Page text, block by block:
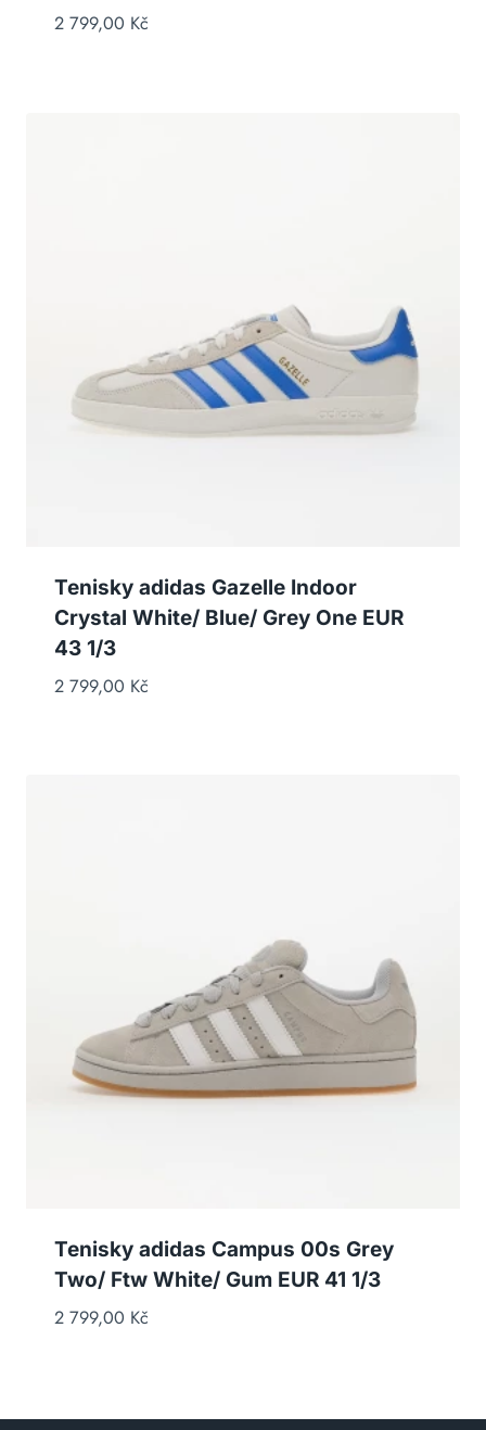
2 799,00 Kč
Tenisky adidas Gazelle Indoor
Crystal White/ Blue/ Grey One EUR
43 1/3
2 799,00 Kč
Tenisky adidas Campus 00s Grey
Two/ Ftw White/ Gum EUR 41 1/3
2 799,00 Kč